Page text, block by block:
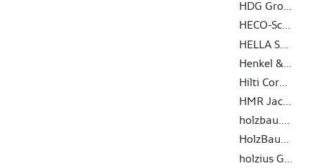
HDG Group S.r.l.
HECO-Schrauben GmbH & Co. KG
HELLA Sonnen- und Wetterschutztechnik GmbH
Henkel & Cie. AG
Hilti Corporation AG
HMR Jacob GmbH Metallwaren
holzbau.tech GmbH
HolzBauWerk Schwarzwald GmbH
holzius GmbH